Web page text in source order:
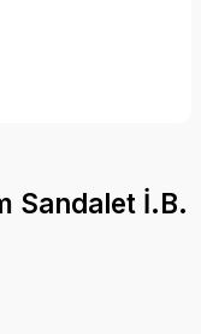
Sandalet İ.B.